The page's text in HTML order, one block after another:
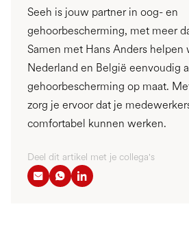
Seeh is jouw partner in oog- en
gehoorbescherming, met meer
Samen met Hans Anders helpen
Nederland en België eenvoudig
gehoorbescherming op maat.
zorg je ervoor dat je
comfortabel kunnen werken.
Deel dit artikel met je collega's